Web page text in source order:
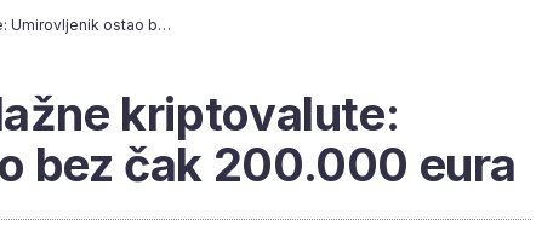
Ne nasjedajte na lažne kriptovalute: Umirovljenik ostao bez čak 200.000 eura
kriptovalute:
bez čak 200.000 eura